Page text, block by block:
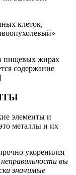
клеток,
пищевых жирах
содержание
элементы и
металлы и их
укоренился
вы
значимые